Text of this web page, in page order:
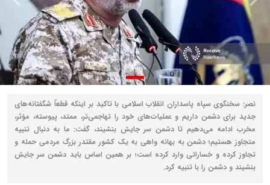
نصر: سخنگوی سپاه پاسداران انقلاب اسلامی با تاکید بر اینکه قطعاً شگفتانه‌های
جدید برای دشمن داریم و عملیات‌های خود را تهاجمی‌تر، ممتد، پیوسته، مؤثر،
مخرب ادامه می‌دهیم تا دشمن سر جایش بنشیند، گفت: ما به دنبال تنبیه
متجاوز هستیم؛ دشمن به بهانه واهی به یک کشور مقتدر بزرگ مردمی حمله و
تجاوز کرده و خساراتی وارد کرده است؛ بر همین اساس باید دشمن سر جایش
بنشیند و دشمن را با تنبیه کرد.